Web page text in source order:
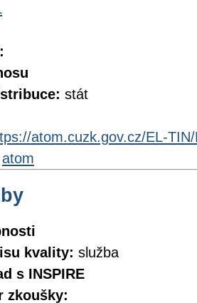
stát
atom.cuzk.gov.cz/EL-
atom
kvality: služba
s INSPIRE
zkoušky: